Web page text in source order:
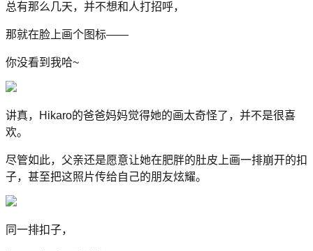
总有那么几天，并不想和人打招呼，
那就在脸上画个图标——
你没看到我哈~
讲真，Hikaro的爸爸妈妈觉得她的画太奇怪了，并不是很喜
欢。
尽管如此，父亲还是愿意让她在肥胖的肚皮上画一排崩开的扣
子，甚至把这照片传给自己的朋友炫耀。
同一排扣子，